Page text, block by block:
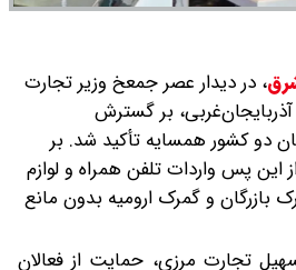
، در دیدار عصر جمعخ وزیر تجارت
آذربایجان‌غربی، بر گسترش
دو کشور همسایه تأکید شد. بر
این پس واردات تلفن همراه و لوازم
بازرگان و گمرک ارومیه بدون مانع
تجارت مرزی، حمایت از فعالان